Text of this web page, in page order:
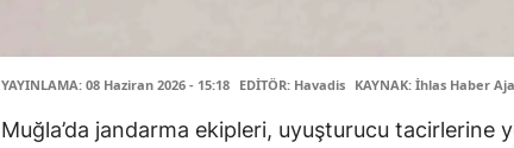
YAYINLAMA: 08 Haziran 2026 - 15:18 EDİTÖR: Havadis KAYNAK: İhlas Haber
Muğla’da jandarma ekipleri, uyuşturucu tacirlerine